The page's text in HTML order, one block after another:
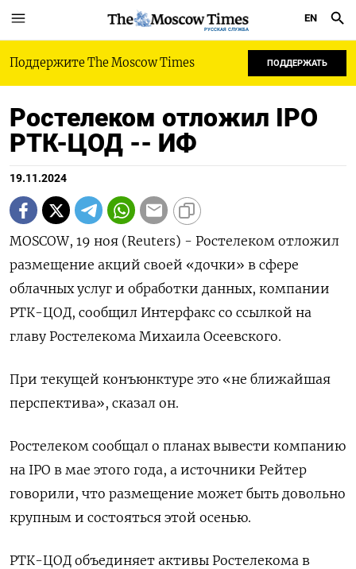
РУССКАЯ СЛУЖБА
EN
Поддержите The Moscow Times ПОДДЕРЖАТЬ
Ростелеком отложил IPO
РТК-ЦОД -- ИФ
19.11.2024
MOSCOW, 19 ноя (Reuters) - Ростелеком отложил
размещение акций своей «дочки» в сфере
облачных услуг и обработки данных, компании
РТК-ЦОД, сообщил Интерфакс со ссылкой на
главу Ростелекома Михаила Осеевского.
При текущей конъюнктуре это «не ближайшая
перспектива», сказал он.
Ростелеком сообщал о планах вывести компанию
на IPO в мае этого года, а источники Рейтер
говорили, что размещение может быть довольно
крупным и состояться этой осенью.
РТК-ЦОД объединяет активы Ростелекома в